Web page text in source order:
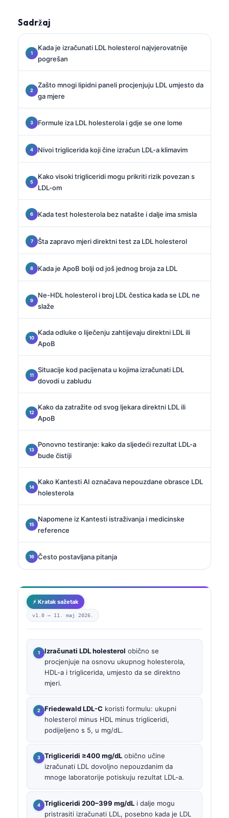
Sadržaj
Kada je izračunati LDL holesterol najvjerovatnije
pogrešan
Zašto mnogi lipidni paneli procjenjuju LDL umjesto da
ga mjere
Formule iza LDL holesterola i gdje se one lome
Nivoi triglicerida koji čine izračun LDL-a klimavim
Kako visoki trigliceridi mogu prikriti rizik povezan s
LDL-om
Kada test holesterola bez natašte i dalje ima smisla
Šta zapravo mjeri direktni test za LDL holesterol
Kada je ApoB bolji od još jednog broja za LDL
Ne-HDL holesterol i broj LDL čestica kada se LDL ne
slaže
Kada odluke o liječenju zahtijevaju direktni LDL ili
ApoB
Situacije kod pacijenata u kojima izračunati LDL
dovodi u zabludu
Kako da zatražite od svog ljekara direktni LDL ili
ApoB
Ponovno testiranje: kako da sljedeći rezultat LDL-a
bude čistiji
Kako Kantesti AI označava nepouzdane obrasce LDL
holesterola
Napomene iz Kantesti istraživanja i medicinske
reference
Često postavljana pitanja
⚡ Kratak sažetak
v1.0 — 11. maj 2026.
Izračunati LDL holesterol obično se
procjenjuje na osnovu ukupnog holesterola,
HDL-a i triglicerida, umjesto da se direktno
mjeri.
Friedewald LDL-C koristi formulu: ukupni
holesterol minus HDL minus trigliceridi,
podijeljeno s 5, u mg/dL.
Trigliceridi ≥400 mg/dL obično učine
izračunati LDL dovoljno nepouzdanim da
mnoge laboratorije potiskuju rezultat LDL-a.
Trigliceridi 200–399 mg/dL i dalje mogu
pristrasiti izračunati LDL, posebno kada je LDL